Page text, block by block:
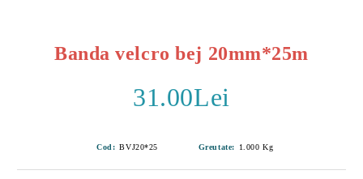
Banda velcro bej 20mm*25m
31.00Lei
Cod: BVJ20*25 Greutate: 1.000 Kg